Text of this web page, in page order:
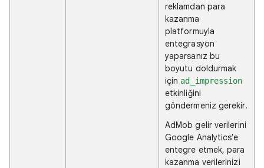
reklamdan para
kazanma
platformuyla
entegrasyon
yaparsanız bu
boyutu doldurmak
için ad_impression
etkinliğini
göndermeniz gerekir.
AdMob gelir verilerini
Google Analytics'e
entegre etmek, para
kazanma verilerinizi